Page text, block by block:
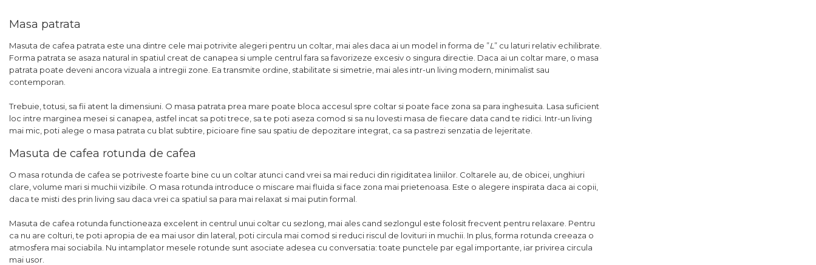
Masa patrata
Masuta de cafea patrata este una dintre cele mai potrivite alegeri pentru un coltar, mai ales daca ai un model in forma de ”L ” cu laturi relativ echilibrate.
Forma patrata se asaza natural in spatiul creat de canapea si umple centrul fara sa favorizeze excesiv o singura directie. Daca ai un coltar mare, o masa
patrata poate deveni ancora vizuala a intregii zone. Ea transmite ordine, stabilitate si simetrie, mai ales intr-un living modern, minimalist sau
contemporan.
Trebuie, totusi, sa fii atent la dimensiuni. O masa patrata prea mare poate bloca accesul spre coltar si poate face zona sa para inghesuita. Lasa suficient
loc intre marginea mesei si canapea, astfel incat sa poti trece, sa te poti aseza comod si sa nu lovesti masa de fiecare data cand te ridici. Intr-un living
mai mic, poti alege o masa patrata cu blat subtire, picioare fine sau spatiu de depozitare integrat, ca sa pastrezi senzatia de lejeritate.
Masuta de cafea rotunda de cafea
O masa rotunda de cafea se potriveste foarte bine cu un coltar atunci cand vrei sa mai reduci din rigiditatea liniilor. Coltarele au, de obicei, unghiuri
clare, volume mari si muchii vizibile. O masa rotunda introduce o miscare mai fluida si face zona mai prietenoasa. Este o alegere inspirata daca ai copii,
daca te misti des prin living sau daca vrei ca spatiul sa para mai relaxat si mai putin formal.
Masuta de cafea rotunda functioneaza excelent in centrul unui coltar cu sezlong, mai ales cand sezlongul este folosit frecvent pentru relaxare. Pentru
ca nu are colturi, te poti apropia de ea mai usor din lateral, poti circula mai comod si reduci riscul de lovituri in muchii. In plus, forma rotunda creeaza o
atmosfera mai sociabila. Nu intamplator mesele rotunde sunt asociate adesea cu conversatia: toate punctele par egal importante, iar privirea circula
mai usor.